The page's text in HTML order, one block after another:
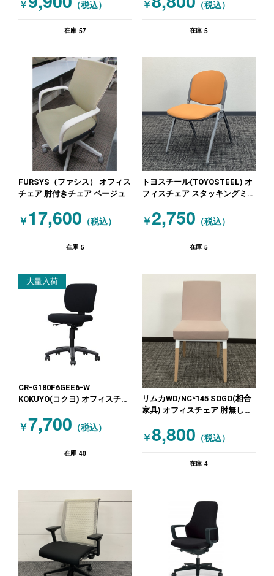
￥ （税込）
在庫 57
￥ （税込）
在庫 5
FURSYS（ファシス） オフィス
チェア 肘付きチェア ベージュ
￥ 17,600 （税込）
在庫 5
トヨスチール(TOYOSTEEL) オ
フィスチェア スタッキングミー
￥2,750 （税込）
在庫 5
大量入荷
CR-G180F6GEE6-W
KOKUYO(コクヨ) オフィスチェ
￥7,700 （税込）
在庫 40
リムカWD/NC*145 SOGO(相合
家具) オフィスチェア 肘無しチ
￥8,800 （税込）
在庫 4